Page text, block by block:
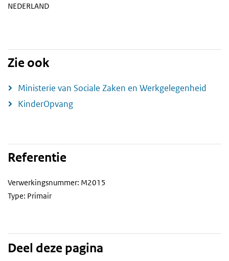
NEDERLAND
Zie ook
Ministerie van Sociale Zaken en Werkgelegenheid
KinderOpvang
Referentie
Verwerkingsnummer: M2015
Type: Primair
Deel deze pagina